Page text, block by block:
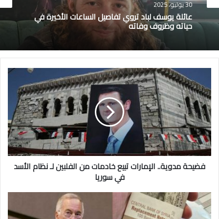
30 يوليو، 2025
عائلة يوسف لباد تروي تفاصيل الساعات الأخيرة في
حياته وظروف وفاته
ي
ح
ة
م
د
و
ي
ا
ل
فضيحة مدوية.. الإمارات تبيع خادمات من الفلبين لـ نظام الأسد
في سوريا
ب
ر